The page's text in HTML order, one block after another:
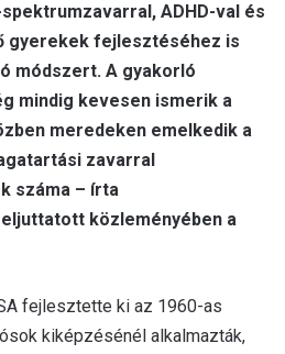
ADHD-val és
gyerekek fejlesztéséhez is
módszert. A gyakorló
mindig kevesen ismerik a
meredeken emelkedik a
zavarral
száma – írta
közleményében a
fejlesztette ki az 1960-as
kiképzésénél alkalmazták,